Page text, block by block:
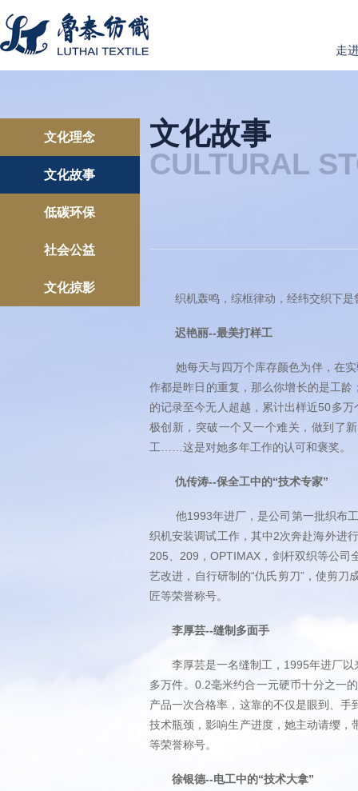
走
文化理念
文化故事
低碳环保
社会公益
文化掠影
文化故事
CULTURAL
织机轰鸣，综框律动，经纬交织下是
迟艳丽--最美打样工
她每天与四万个库存颜色为伴，在实
作都是昨日的重复，那么你增长的是工
的记录至今无人超越，累计出样近50多
极创新，突破一个又一个难关，做到了
工……这是对她多年工作的认可和褒奖。
仇传涛--保全工中的“技术专家”
他1993年进厂，是公司第一批织布工
织机安装调试工作，其中2次奔赴海外进
205、209，OPTIMAX，剑杆双织等公司
艺改进，自行研制的“仇氏剪刀”，使剪
匠等荣誉称号。
李厚芸--缝制多面手
李厚芸是一名缝制工，1995年进厂以
多万件。0.2毫米约合一元硬币十分之一
产品一次合格率，这靠的不仅是眼到、
技术瓶颈，影响生产进度，她主动请缨
等荣誉称号。
徐银德--电工中的“技术大拿”